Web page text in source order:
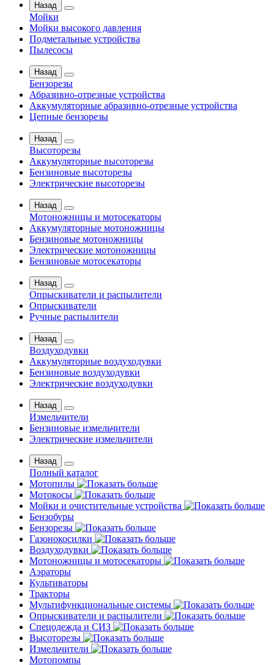
Назад
Мойки
Мойки высокого давления
Подметальные устройства
Пылесосы
Назад
Бензорезы
Абразивно-отрезные устройства
Аккумуляторные абразивно-отрезные устройства
Цепные бензорезы
Назад
Высоторезы
Аккумуляторные высоторезы
Бензиновые высоторезы
Электрические высоторезы
Назад
Мотоножницы и мотосекаторы
Аккумуляторные мотоножницы
Бензиновые мотоножницы
Электрические мотоножницы
Бензиновые мотосекаторы
Назад
Опрыскиватели и распылители
Опрыскиватели
Ручные распылители
Назад
Воздуходувки
Аккумуляторные воздуходувки
Бензиновые воздуходувки
Электрические воздуходувки
Назад
Измельчители
Бензиновые измельчители
Электрические измельчители
Назад
Полный каталог
Мотопилы
Мотокосы
Мойки и очистительные устройства
Бензобуры
Бензорезы
Газонокосилки
Воздуходувки
Мотоножницы и мотосекаторы
Аэраторы
Культиваторы
Тракторы
Мультифункциональные системы
Опрыскиватели и распылители
Спецодежда и СИЗ
Высоторезы
Измельчители
Мотопомпы